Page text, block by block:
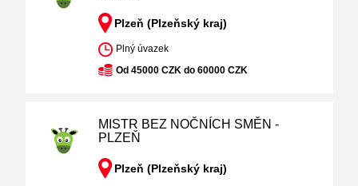
Plzeň (Plzeňský kraj)
Plný úvazek
Od 45000 CZK do 60000 CZK
MISTR BEZ NOČNÍCH SMĚN -
PLZEŇ
Plzeň (Plzeňský kraj)